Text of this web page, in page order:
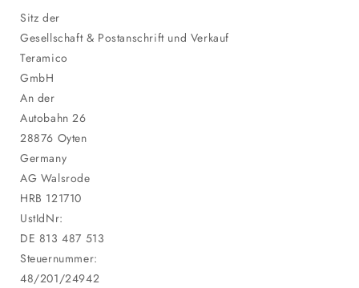
Sitz der
Gesellschaft & Postanschrift und Verkauf
Teramico
GmbH
An der
Autobahn 26
28876 Oyten
Germany
AG Walsrode
HRB 121710
UstIdNr:
DE 813 487 513
Steuernummer:
48/201/24942